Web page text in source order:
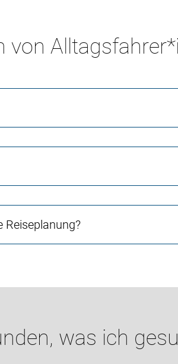
von
Reiseplanung?
was ich